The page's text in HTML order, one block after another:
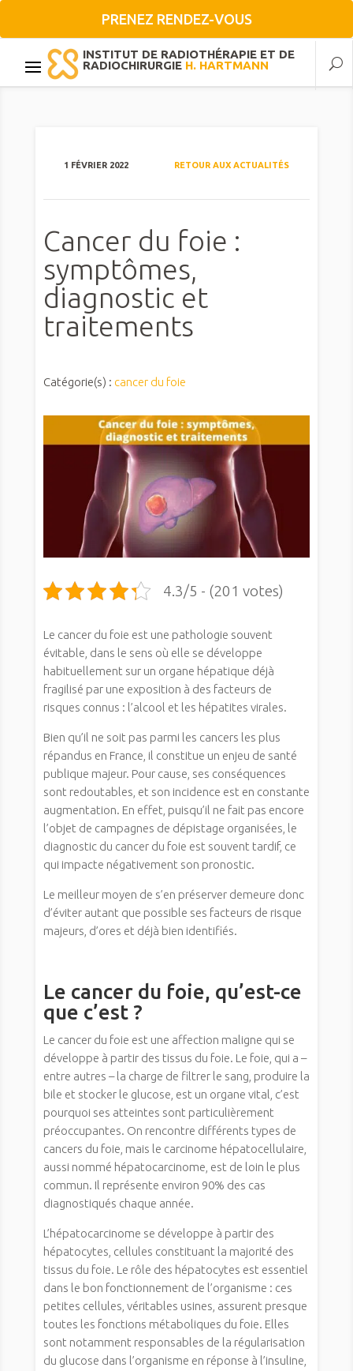
PRENEZ RENDEZ-VOUS
INSTITUT DE RADIOTHÉRAPIE ET DE
RADIOCHIRURGIE H. HARTMANN
1 FÉVRIER 2022 RETOUR AUX ACTUALITÉS
Cancer du foie :
symptômes,
diagnostic et
traitements
Catégorie(s) : cancer du foie
4.3/5 - (201 votes)
Le cancer du foie est une pathologie souvent
évitable, dans le sens où elle se développe
habituellement sur un organe hépatique déjà
fragilisé par une exposition à des facteurs de
risques connus : l’alcool et les hépatites virales.
Bien qu’il ne soit pas parmi les cancers les plus
répandus en France, il constitue un enjeu de santé
publique majeur. Pour cause, ses conséquences
sont redoutables, et son incidence est en constante
augmentation. En effet, puisqu’il ne fait pas encore
l’objet de campagnes de dépistage organisées, le
diagnostic du cancer du foie est souvent tardif, ce
qui impacte négativement son pronostic.
Le meilleur moyen de s’en préserver demeure donc
d’éviter autant que possible ses facteurs de risque
majeurs, d’ores et déjà bien identifiés.
Le cancer du foie, qu’est-ce
que c’est ?
Le cancer du foie est une affection maligne qui se
développe à partir des tissus du foie. Le foie, qui a –
entre autres – la charge de filtrer le sang, produire la
bile et stocker le glucose, est un organe vital, c’est
pourquoi ses atteintes sont particulièrement
préoccupantes. On rencontre différents types de
cancers du foie, mais le carcinome hépatocellulaire,
aussi nommé hépatocarcinome, est de loin le plus
commun. Il représente environ 90% des cas
diagnostiqués chaque année.
L’hépatocarcinome se développe à partir des
hépatocytes, cellules constituant la majorité des
tissus du foie. Le rôle des hépatocytes est essentiel
dans le bon fonctionnement de l’organisme : ces
petites cellules, véritables usines, assurent presque
toutes les fonctions métaboliques du foie. Elles
sont notamment responsables de la régularisation
du glucose dans l’organisme en réponse à l’insuline,